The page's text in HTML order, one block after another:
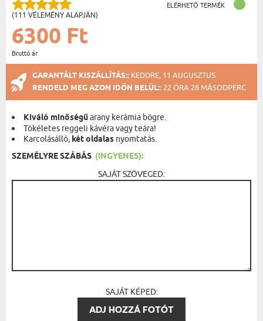
(111 VÉLEMÉNY ALAPJÁN)
ELÉRHETŐ TERMÉK
6300 Ft
Bruttó ár
GARANTÁLT KISZÁLLÍTÁS:: KEDDRE, 11 AUGUSZTUS
RENDELD MEG AZON IDŐN BELÜL:: 22 ÓRA 26 MÁSODPERC
Kiváló minőségűarany kerámia bögre.
Tökéletes reggeli kávéra vagy teára!
Karcolásálló, két oldalas nyomtatás.
SZEMÉLYRE SZÁBÁS (INGYENES):
SAJÁT SZÖVEGED:
SAJÁT KÉPED:
ADJ HOZZÁ FOTÓT